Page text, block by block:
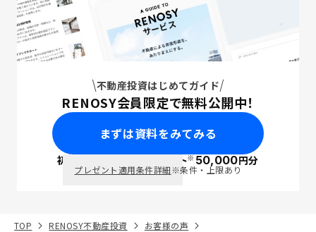
不動産投資はじめてガイド
RENOSY会員限定で無料公開中！
まずは資料をみてみる
初回面談で ポイント※50,000円分
プレゼント適用条件詳細※条件・上限あり
TOP RENOSY不動産投資
お客様の声